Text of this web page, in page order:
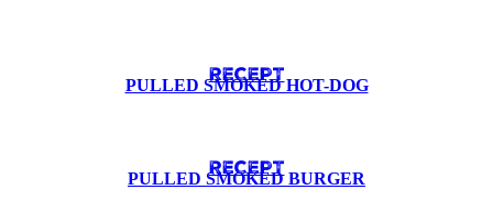
RECEPT
PULLED SMOKED HOT-DOG
RECEPT
PULLED SMOKED BURGER